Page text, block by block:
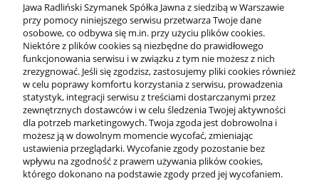
O NAS
INFORMACJE
PŁATNOŚCI I DOSTAWA
MOJE KONTO
Jawa Radliński Szymanek Spółka Jawna z siedzibą w Warszawie
przy pomocy niniejszego serwisu przetwarza Twoje dane
osobowe, co odbywa się m.in. przy użyciu plików cookies.
Niektóre z plików cookies są niezbędne do prawidłowego
funkcjonowania serwisu i w związku z tym nie możesz z nich
zrezygnować. Jeśli się zgodzisz, zastosujemy pliki cookies również
w celu poprawy komfortu korzystania z serwisu, prowadzenia
statystyk, integracji serwisu z treściami dostarczanymi przez
zewnętrznych dostawców i w celu śledzenia Twojej aktywności
dla potrzeb marketingowych. Twoja zgoda jest dobrowolna i
możesz ją w dowolnym momencie wycofać, zmieniając
ustawienia przeglądarki. Wycofanie zgody pozostanie bez
wpływu na zgodność z prawem używania plików cookies,
którego dokonano na podstawie zgody przed jej wycofaniem.